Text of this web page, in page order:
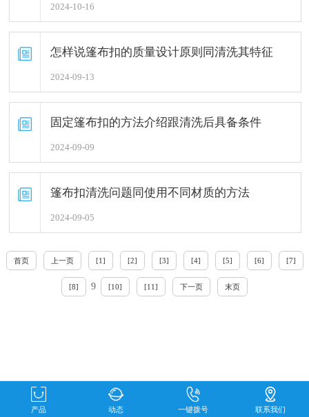
2024-10-16
怎样说篷布扣的质量设计原则同清洗其特征
2024-09-13
固定篷布扣的方法介绍跟清洗后具备条件
2024-09-09
篷布扣清洗问题同使用不同材质的方法
2024-09-05
首页 上一页 [1] [2] [3] [4] [5] [6] [7]
[8] 9 [10] [11] 下一页 末页
产品 动态 一键拨号 联系我们